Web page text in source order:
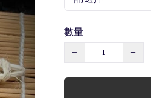
數量
−
+